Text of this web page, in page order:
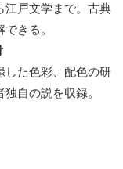
江戸文学まで。古典
きる。
した色彩、配色の研
自の説を収録。